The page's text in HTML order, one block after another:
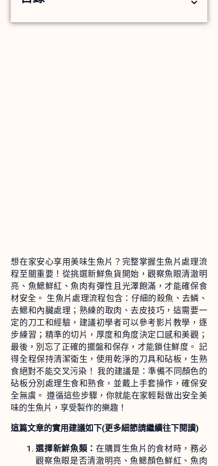
想在家安心享用美味生魚片？完整掌握生魚片處理流
程至關重要！從挑選新鮮魚貨開始，觀察魚眼清澈明
亮、魚鰓鮮紅、魚肉有彈性且光澤飽滿，才能確保食
材安全。 生魚片處理流程包含：仔細的殺魚、去鱗、
去鰓和內臟處理；熟練的取肉、去皮技巧，這需要一
定的刀工和經驗，建議初學者可以參考影片教學，逐
步練習；精準的切片，厚度和角度決定口感和美觀；
最後，別忘了正確的擺盤和保存，才能鎖住鮮度。 記
得全程保持清潔衛生，使用乾淨的刀具和砧板，生熟
食絕對不能交叉污染！ 我的建議是：準備不同顏色的
砧板分別處理生食和熟食，並戴上手套操作，確保安
全無虞。 遵循這些步驟，你就能在家輕鬆做出安全美
味的生魚片，享受製作的樂趣！
這篇文章的實用建議如下(更多細節請繼續往下閱讀)
選擇新鮮魚類： 在購買生魚片的食材時，務必
觀察魚眼是否清澈明亮、魚鰓顏色鮮紅、魚肉